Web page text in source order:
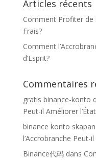
Articles récents
Comment Profiter de
Frais?
Comment
d’Esprit?
Commentaires
gratis binance-konto
Peut-il Améliorer l’État
binance konto
l’Accrobranche Peut-il
Binance代码dans